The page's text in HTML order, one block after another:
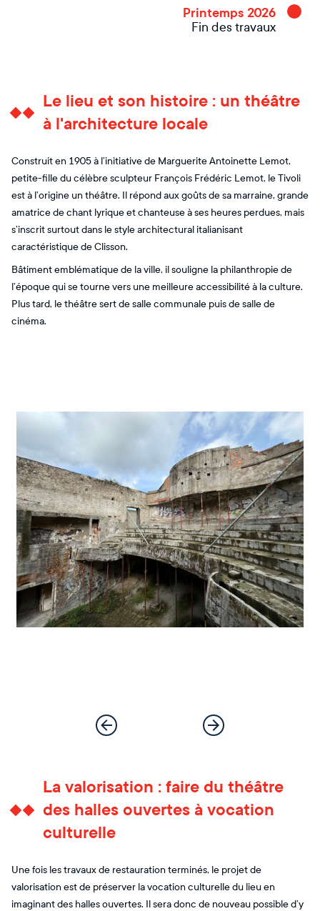
Printemps 2026
Fin des travaux
Le lieu et son histoire : un théâtre
à l'architecture locale
Construit en 1905 à l’initiative de Marguerite Antoinette Lemot,
petite-fille du célèbre sculpteur François Frédéric Lemot, le Tivoli
est à l’origine un théâtre. Il répond aux goûts de sa marraine, grande
amatrice de chant lyrique et chanteuse à ses heures perdues, mais
s’inscrit surtout dans le style architectural italianisant
caractéristique de Clisson.
Bâtiment emblématique de la ville, il souligne la philanthropie de
l’époque qui se tourne vers une meilleure accessibilité à la culture.
Plus tard, le théâtre sert de salle communale puis de salle de
cinéma.
La valorisation : faire du théâtre
des halles ouvertes à vocation
culturelle
Une fois les travaux de restauration terminés, le projet de
valorisation est de préserver la vocation culturelle du lieu en
imaginant des halles ouvertes. Il sera donc de nouveau possible d’y